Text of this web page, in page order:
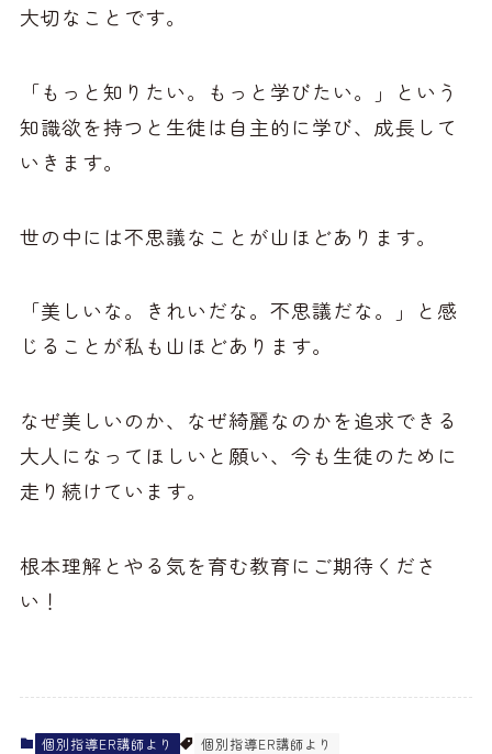
大切なことです。
「もっと知りたい。もっと学びたい。」という
知識欲を持つと生徒は自主的に学び、成長して
いきます。
世の中には不思議なことが山ほどあります。
「美しいな。きれいだな。不思議だな。」と感
じることが私も山ほどあります。
なぜ美しいのか、なぜ綺麗なのかを追求できる
大人になってほしいと願い、今も生徒のために
走り続けています。
根本理解とやる気を育む教育にご期待くださ
い！
個別指導ER講師より 個別指導ER講師より